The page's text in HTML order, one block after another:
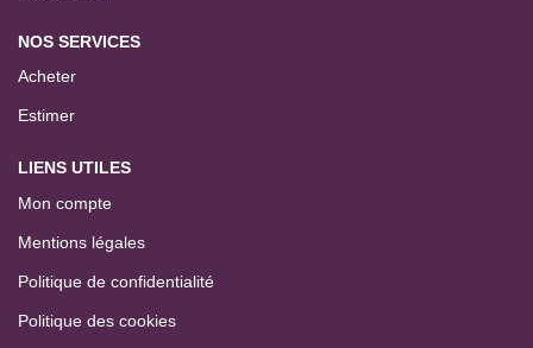
NOS SERVICES
Acheter
Estimer
LIENS UTILES
Mon compte
Mentions légales
Politique de confidentialité
Politique des cookies